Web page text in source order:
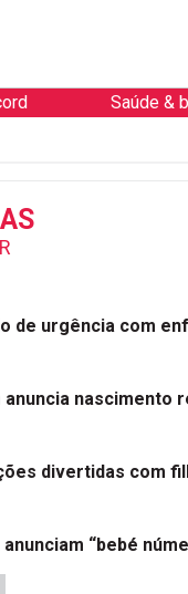
Saúde &
de urgência com
anuncia nascimento
divertidas com
“bebé